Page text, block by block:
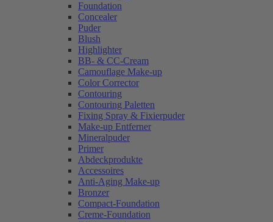
Foundation
Concealer
Puder
Blush
Highlighter
BB- & CC-Cream
Camouflage Make-up
Color Corrector
Contouring
Contouring Paletten
Fixing Spray & Fixierpuder
Make-up Entferner
Mineralpuder
Primer
Abdeckprodukte
Accessoires
Anti-Aging Make-up
Bronzer
Compact-Foundation
Creme-Foundation